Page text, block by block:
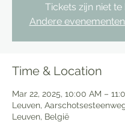
Tickets zijn niet
Andere
Time & Location
Mar 22, 2025, 10:00 AM –
Leuven,
Leuven, België